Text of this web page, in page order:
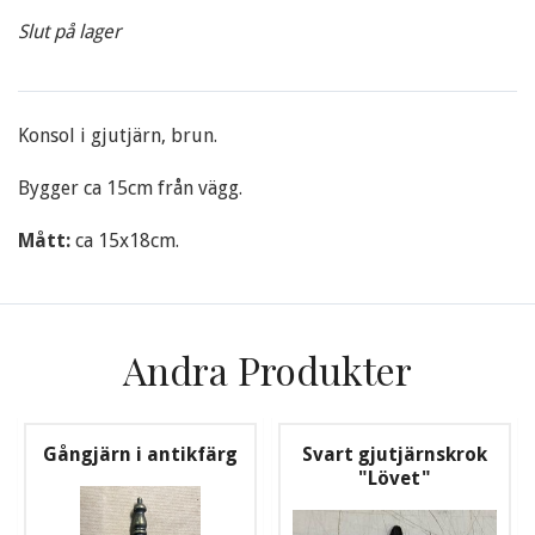
Slut på lager
Konsol i gjutjärn, brun.
Bygger ca 15cm från vägg.
Mått: ca 15x18cm.
Andra Produkter
Gångjärn i antikfärg
Svart gjutjärnskrok
"Lövet"